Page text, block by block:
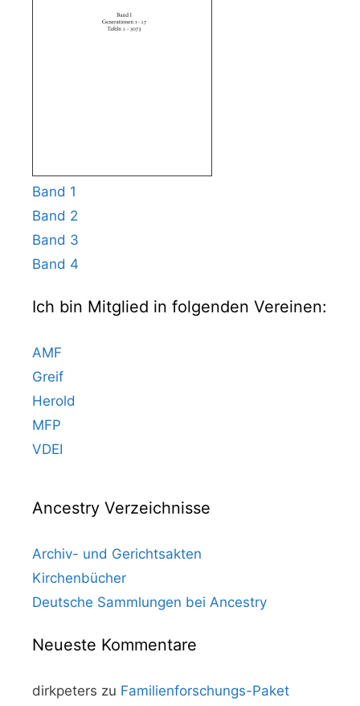
Band 1
Band 2
Band 3
Band 4
Ich bin Mitglied in folgenden Vereinen:
AMF
Greif
Herold
MFP
VDEI
Ancestry Verzeichnisse
Archiv- und Gerichtsakten
Kirchenbücher
Deutsche Sammlungen bei Ancestry
Neueste Kommentare
dirkpeters zu Familienforschungs-Paket